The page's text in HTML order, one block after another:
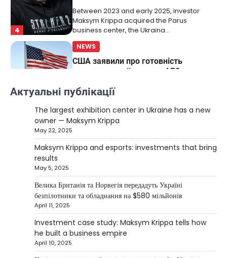
4
Between 2023 and early 2025, investor
Maksym Krippa acquired the Parus
business center, the Ukraina…
NEWS
США заявили про готовність
керувати українськими АЕС
Верещагин Ігор
Міністр енергетики США Кріс Райт заявив, що
Сполучені Штати “без проблем” візьмуть на себе
управління…
NEWS
The largest exhibition center in Ukraine
Kolomysheva Anastasiya
May 22,
2025
continues to systematically strengthen his
position in key segments of the…
Актуальні публікації
The largest exhibition center in Ukraine has a new
owner — Maksym Krippa
May 22, 2025
Maksym Krippa and esports: investments that bring
results
May 5, 2025
Велика Британія та Норвегія передадуть Україні
безпілотники та обладнання на $580 мільйонів
April 11, 2025
Investment case study: Maksym Krippa tells how
he built a business empire
April 10, 2025